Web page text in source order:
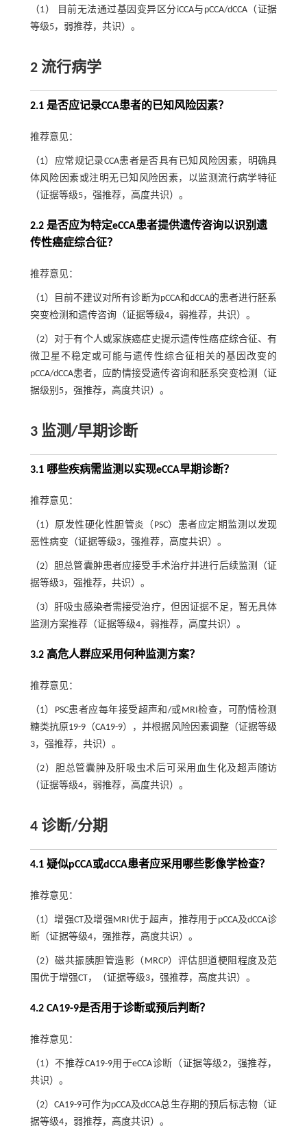
（1） 目前无法通过基因变异区分iCCA与pCCA/dCCA（证据
等级5，弱推荐，共识）。
2 流行病学
2.1 是否应记录CCA患者的已知风险因素？
推荐意见：
（1）应常规记录CCA患者是否具有已知风险因素，明确具
体风险因素或注明无已知风险因素，以监测流行病学特征
（证据等级5，强推荐，高度共识）。
2.2 是否应为特定eCCA患者提供遗传咨询以识别遗
传性癌症综合征？
推荐意见：
（1）目前不建议对所有诊断为pCCA和dCCA的患者进行胚系
突变检测和遗传咨询（证据等级4，弱推荐，共识）。
（2）对于有个人或家族癌症史提示遗传性癌症综合征、有
微卫星不稳定或可能与遗传性综合征相关的基因改变的
pCCA/dCCA患者，应酌情接受遗传咨询和胚系突变检测（证
据级别5，强推荐，高度共识）。
3 监测/早期诊断
3.1 哪些疾病需监测以实现eCCA早期诊断？
推荐意见：
（1）原发性硬化性胆管炎（PSC）患者应定期监测以发现
恶性病变（证据等级3，强推荐，高度共识）。
（2）胆总管囊肿患者应接受手术治疗并进行后续监测（证
据等级3，强推荐，共识）。
（3）肝吸虫感染者需接受治疗，但因证据不足，暂无具体
监测方案推荐（证据等级4，弱推荐，高度共识）。
3.2 高危人群应采用何种监测方案？
推荐意见：
（1）PSC患者应每年接受超声和/或MRI检查，可酌情检测
糖类抗原19-9（CA19-9），并根据风险因素调整（证据等级
3，强推荐，共识）。
（2）胆总管囊肿及肝吸虫术后可采用血生化及超声随访
（证据等级4，弱推荐，高度共识）。
4 诊断/分期
4.1 疑似pCCA或dCCA患者应采用哪些影像学检查？
推荐意见：
（1）增强CT及增强MRI优于超声，推荐用于pCCA及dCCA诊
断（证据等级4，强推荐，高度共识）。
（2）磁共振胰胆管造影（MRCP）评估胆道梗阻程度及范
围优于增强CT，（证据等级3，强推荐，高度共识）。
4.2 CA19-9是否用于诊断或预后判断？
推荐意见：
（1）不推荐CA19-9用于eCCA诊断（证据等级2，强推荐，
共识）。
（2）CA19-9可作为pCCA及dCCA总生存期的预后标志物（证
据等级4，弱推荐，高度共识）。